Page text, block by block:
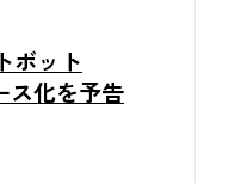
ボット
ス化を予告